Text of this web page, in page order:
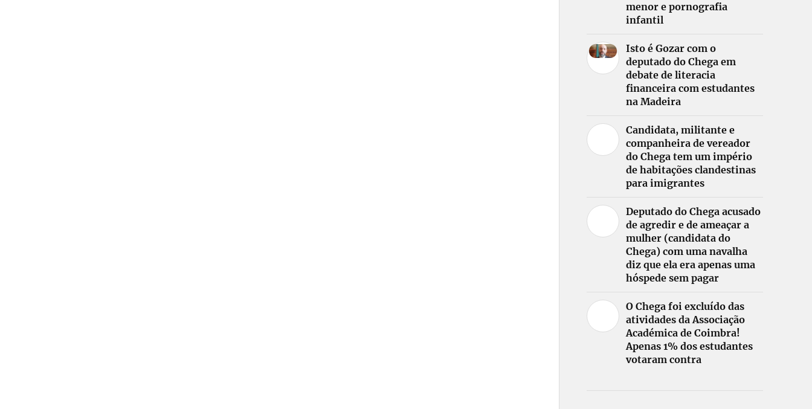
menor e pornografia
infantil
Isto é Gozar com o
deputado do Chega em
debate de literacia
financeira com estudantes
na Madeira
Candidata, militante e
companheira de vereador
do Chega tem um império
de habitações clandestinas
para imigrantes
Deputado do Chega acusado
de agredir e de ameaçar a
mulher (candidata do
Chega) com uma navalha
diz que ela era apenas uma
hóspede sem pagar
O Chega foi excluído das
atividades da Associação
Académica de Coimbra!
Apenas 1% dos estudantes
votaram contra